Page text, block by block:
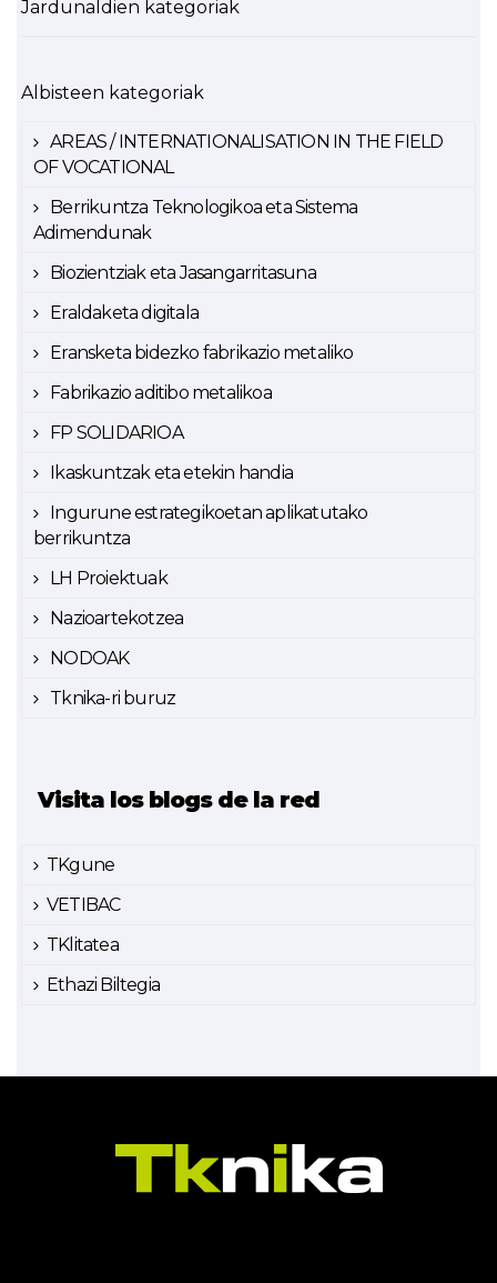
Jardunaldien kategoriak
Albisteen kategoriak
AREAS / INTERNATIONALISATION IN THE FIELD
OF VOCATIONAL
Berrikuntza Teknologikoa eta Sistema
Adimendunak
Biozientziak eta Jasangarritasuna
Eraldaketa digitala
Eransketa bidezko fabrikazio metaliko
Fabrikazio aditibo metalikoa
FP SOLIDARIOA
Ikaskuntzak eta etekin handia
Ingurune estrategikoetan aplikatutako
berrikuntza
LH Proiektuak
Nazioartekotzea
NODOAK
Tknika-ri buruz
Visita los blogs de la red
TKgune
VETIBAC
TKlitatea
Ethazi Biltegia